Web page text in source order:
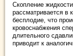
Скопление
рассматривается в
бесплодие, что
кровоснабжения
длительного
приводит к